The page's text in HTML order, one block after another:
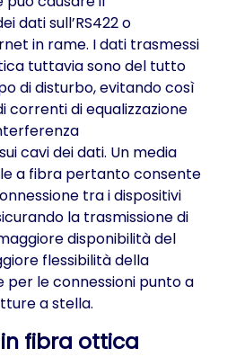
dati sull’RS422 o
in rame. I dati trasmessi
tuttavia sono del tutto
di disturbo, evitando così
correnti di equalizzazione
cavi dei dati. Un media
a fibra pertanto consente
tra i dispositivi
la trasmissione di
disponibilità del
flessibilità della
le connessioni punto a
a stella.
fibra ottica